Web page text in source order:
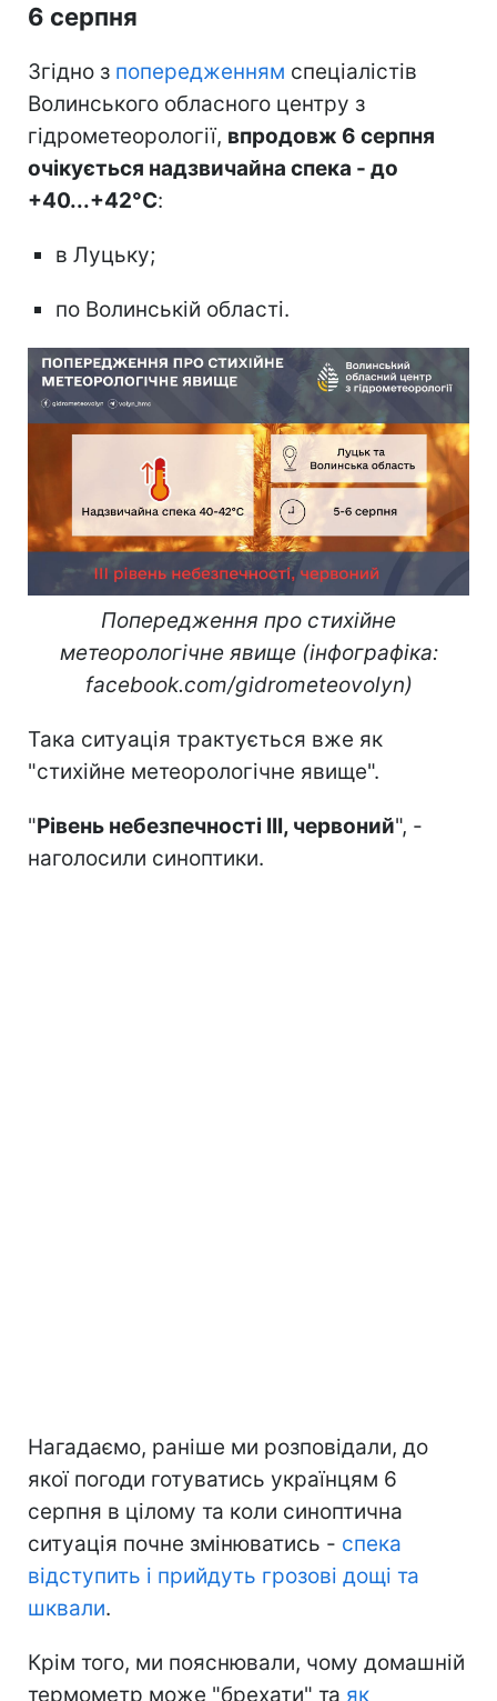
6 серпня
Згідно з попередженням спеціалістів
Волинського обласного центру з
гідрометеорології, впродовж 6 серпня
очікується надзвичайна спека - до
+40...+42°С:
в Луцьку;
по Волинській області.
Попередження про стихійне
метеорологічне явище (інфографіка:
facebook.com/gidrometeovolyn)
Така ситуація трактується вже як
"стихійне метеорологічне явище".
"Рівень небезпечності IІІ, червоний", -
наголосили синоптики.
Нагадаємо, раніше ми розповідали, до
якої погоди готуватись українцям 6
серпня в цілому та коли синоптична
ситуація почне змінюватись - спека
відступить і прийдуть грозові дощі та
шквали.
Крім того, ми пояснювали, чому домашній
термометр може "брехати" та як